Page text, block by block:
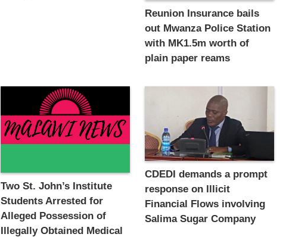
Reunion Insurance bails
out Mwanza Police Station
with MK1.5m worth of
plain paper reams
Two St. John’s Institute
Students Arrested for
Alleged Possession of
Illegally Obtained Medical
CDEDI demands a prompt
response on Illicit
Financial Flows involving
Salima Sugar Company